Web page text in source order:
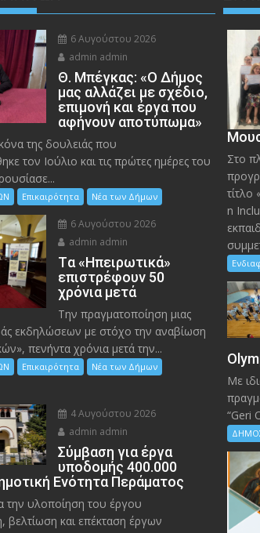
6 Αυγούστου 2026
admin admin
Θ. Μπέγκας: «Ο Δήμος
μας αλλάζει με σχέδιο,
επιμονή και έργα που
αφήνουν αποτύπωμα»
της δουλειάς που
τον Ιούλιο και τις πρώτες ημέρες του
Επικαιρότητα Νέα των Δήμων
6 Αυγούστου 2026
admin admin
Tα «Ηπειρωτικά»
επιστρέφουν 50
χρόνια μετά
Την πραγματοποίηση μιας
εκδηλώσεων με στόχο την αναβίωση
πενήντα χρόνια μετά την...
Επικαιρότητα
Νέα των Δήμων
4 Αυγούστου 2026
admin admin
Σύμβαση για έργα
υποδομής 400.000
Ενότητα Περάματος
την υλοποίηση του έργου
βελτίωση και επέκταση έργων
Στο
τίτλο
n
Με
“Geri